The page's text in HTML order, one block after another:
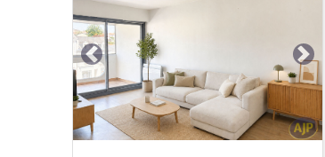
Previous Next